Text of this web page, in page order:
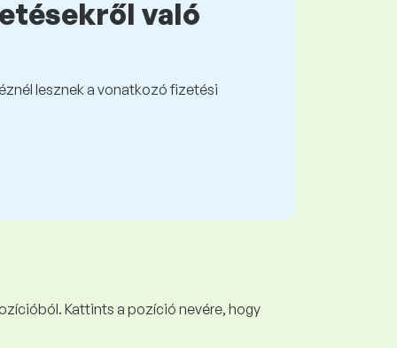
való
lesznek a vonatkozó fizetési
Kattints a pozíció nevére, hogy